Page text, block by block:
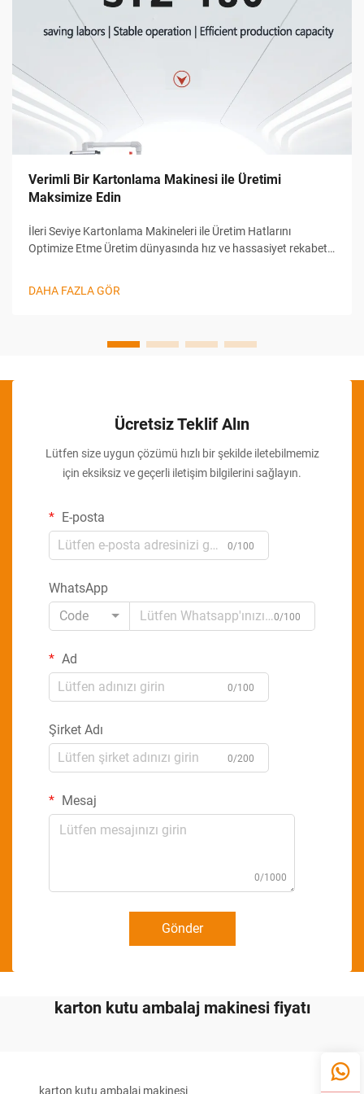
Verimli Bir Kartonlama Makinesi ile Üretimi
Maksimize Edin
İleri Seviye Kartonlama Makineleri ile Üretim Hatlarını
Optimize Etme Üretim dünyasında hız ve hassasiyet rekabet
ve tüketici talepleri arttıkça, işletmeler verimliliği artırmaya
DAHA FAZLA GÖR
Ücretsiz Teklif Alın
Lütfen size uygun çözümü hızlı bir şekilde iletebilmemiz
için eksiksiz ve geçerli iletişim bilgilerini sağlayın.
E-posta
0/100
WhatsApp
Code
0/100
Ad
0/100
Şirket Adı
0/200
Mesaj
0/1000
Gönder
karton kutu ambalaj makinesi fiyatı
karton kutu ambalaj makinesi